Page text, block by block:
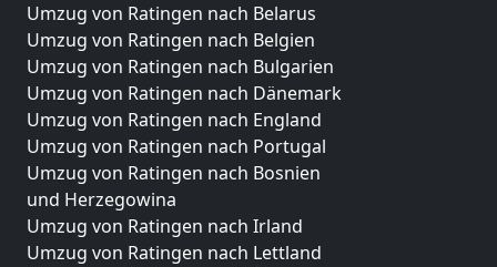
Umzug von Ratingen nach Belarus
Umzug von Ratingen nach Belgien
Umzug von Ratingen nach Bulgarien
Umzug von Ratingen nach Dänemark
Umzug von Ratingen nach England
Umzug von Ratingen nach Portugal
Umzug von Ratingen nach Bosnien
und Herzegowina
Umzug von Ratingen nach Irland
Umzug von Ratingen nach Lettland